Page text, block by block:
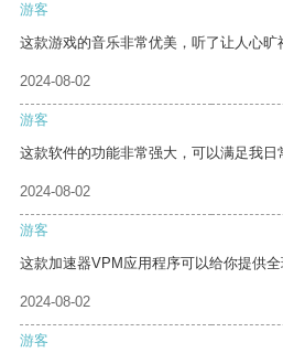
游客
这款游戏的音乐非常优美，听了让人心旷
2024-08-02
游客
这款软件的功能非常强大，可以满足我日
2024-08-02
游客
这款加速器VPM应用程序可以给你提供全
2024-08-02
游客